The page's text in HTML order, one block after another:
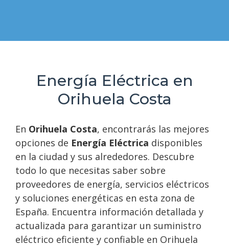
Energía Eléctrica en
Orihuela Costa
En Orihuela Costa, encontrarás las mejores
opciones de Energía Eléctrica disponibles
en la ciudad y sus alrededores. Descubre
todo lo que necesitas saber sobre
proveedores de energía, servicios eléctricos
y soluciones energéticas en esta zona de
España. Encuentra información detallada y
actualizada para garantizar un suministro
eléctrico eficiente y confiable en Orihuela